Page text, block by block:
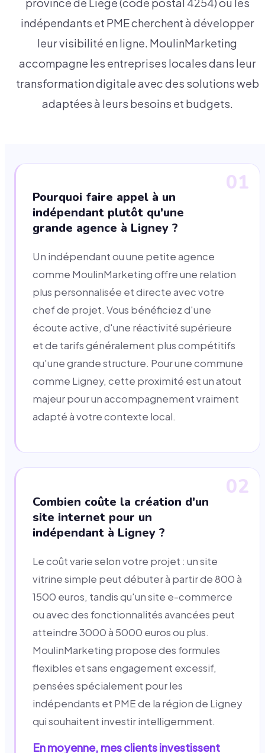
province de Liège (code postal 4254) où les
indépendants et PME cherchent à développer
leur visibilité en ligne. MoulinMarketing
accompagne les entreprises locales dans leur
transformation digitale avec des solutions web
adaptées à leurs besoins et budgets.
01
Pourquoi faire appel à un
indépendant plutôt qu'une
grande agence à Ligney ?
Un indépendant ou une petite agence
comme MoulinMarketing offre une relation
plus personnalisée et directe avec votre
chef de projet. Vous bénéficiez d'une
écoute active, d'une réactivité supérieure
et de tarifs généralement plus compétitifs
qu'une grande structure. Pour une commune
comme Ligney, cette proximité est un atout
majeur pour un accompagnement vraiment
adapté à votre contexte local.
02
Combien coûte la création d'un
site internet pour un
indépendant à Ligney ?
Le coût varie selon votre projet : un site
vitrine simple peut débuter à partir de 800 à
1500 euros, tandis qu'un site e-commerce
ou avec des fonctionnalités avancées peut
atteindre 3000 à 5000 euros ou plus.
MoulinMarketing propose des formules
flexibles et sans engagement excessif,
pensées spécialement pour les
indépendants et PME de la région de Ligney
qui souhaitent investir intelligemment.
En moyenne, mes clients investissent